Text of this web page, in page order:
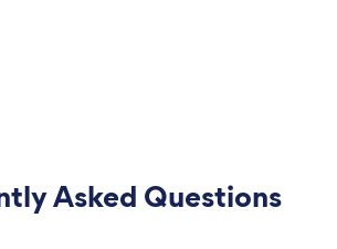
Asked Questions